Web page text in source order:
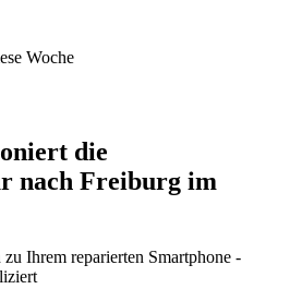
Woche
die
nach Freiburg im
Ihrem reparierten Smartphone -